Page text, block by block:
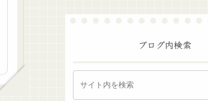
ブログ内検索